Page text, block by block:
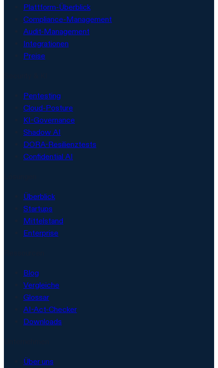
Plattform-Überblick
Compliance-Management
Audit-Management
Integrationen
Preise
Pentesting
Cloud-Posture
KI-Governance
Shadow AI
DORA-Resilienztests
Confidential AI
Überblick
Startups
Mittelstand
Enterprise
Blog
Vergleiche
Glossar
AI-Act-Checker
Downloads
Über uns